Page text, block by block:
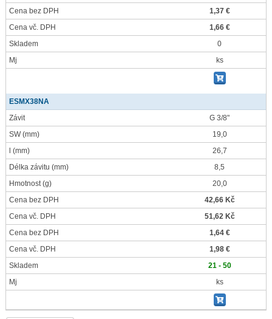
Cena bez DPH
1,37 €
Cena vč. DPH
1,66 €
Skladem
0
Mj
ks
ESMX38NA
Závit
G 3/8"
SW(mm)
19,0
(mm)
26,7
Délka závitu (mm)
8,5
Hmotnost(g)
20,0
Cena bez DPH
42,66 Kč
Cena vč. DPH
51,62 Kč
Cena bez DPH
1,64 €
Cena vč. DPH
1,98 €
Skladem
21 - 50
Mj
ks